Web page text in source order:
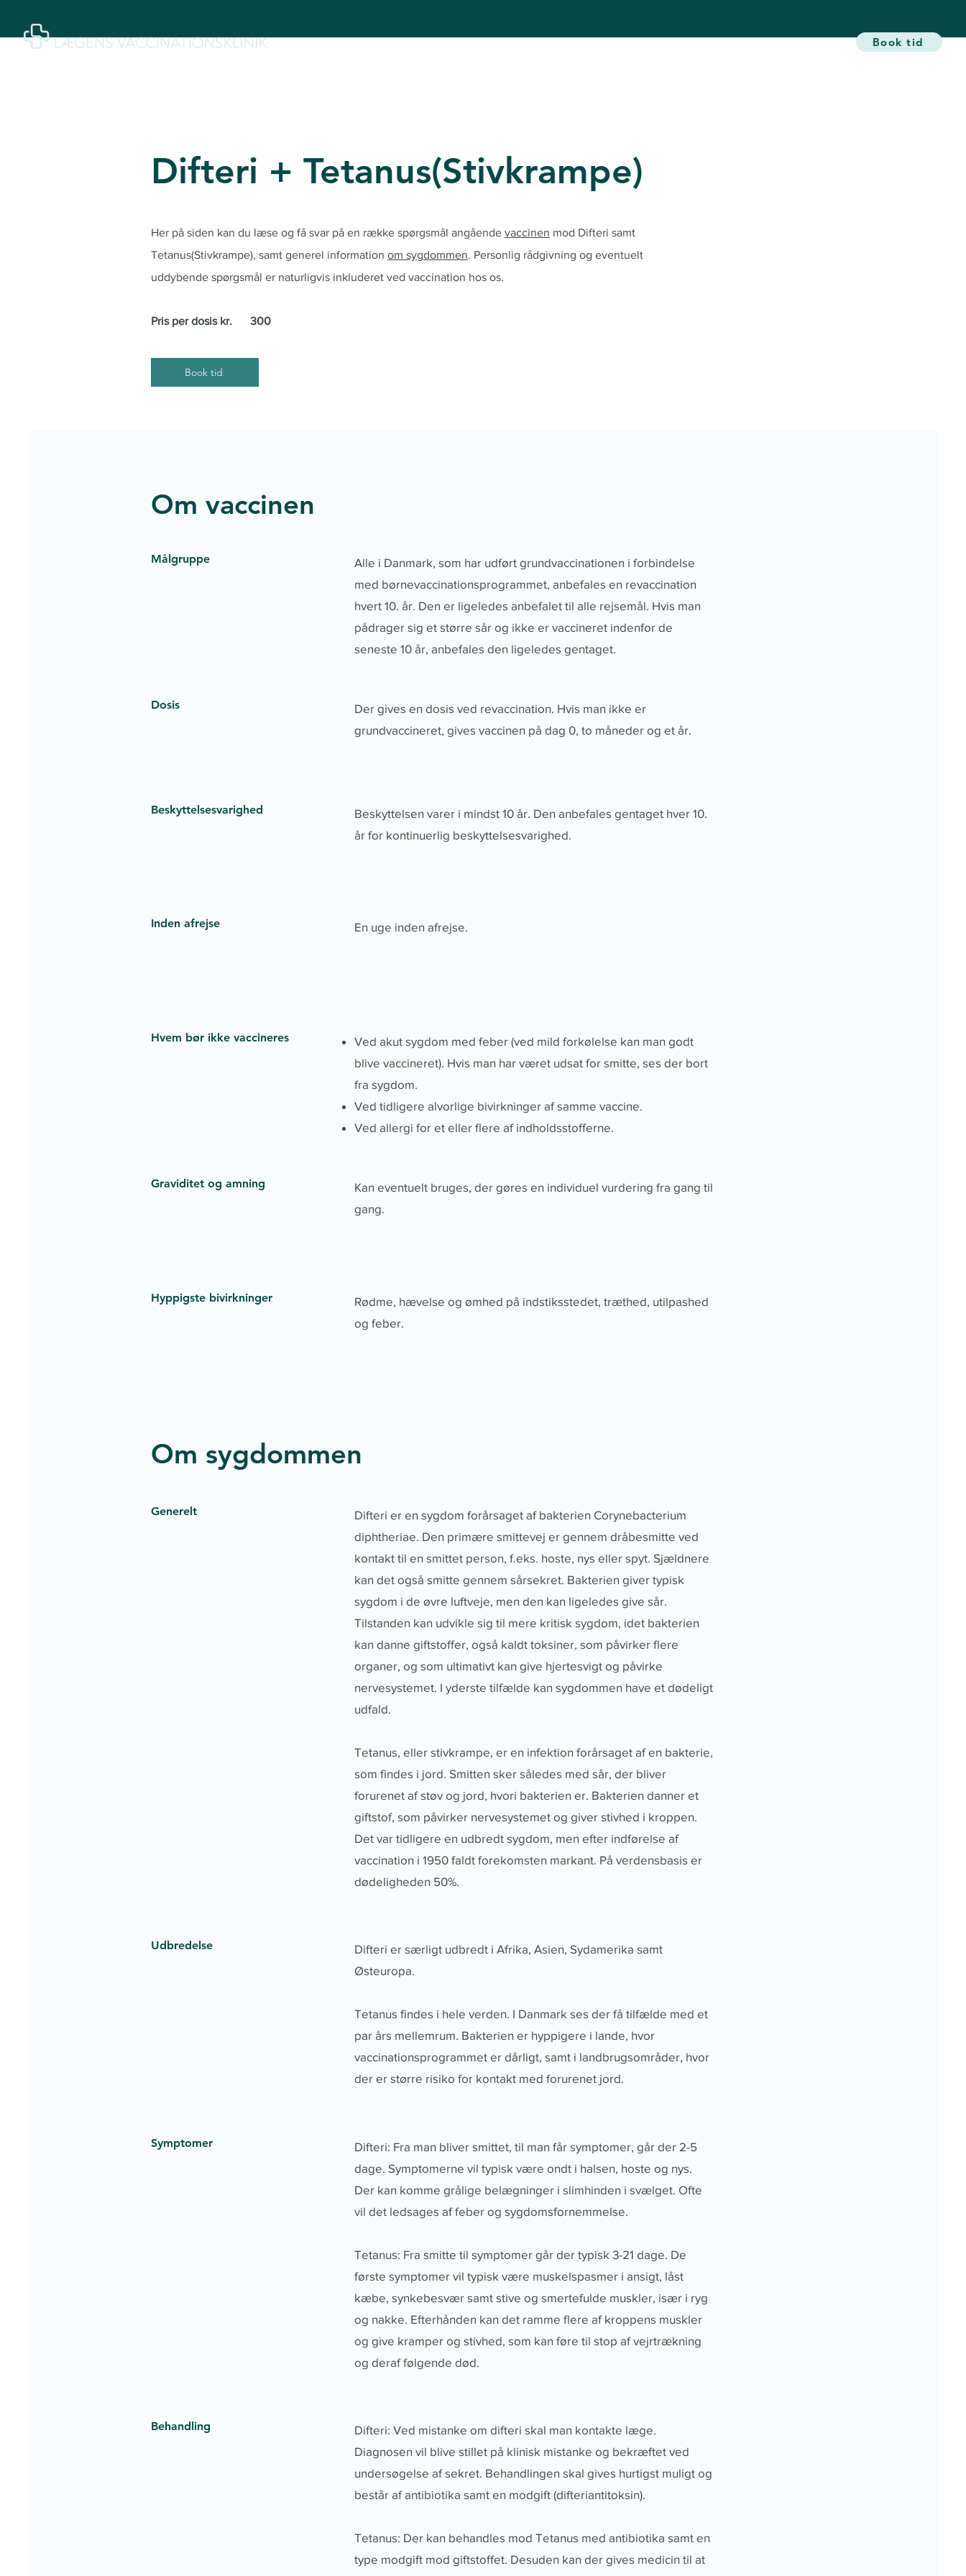
Book tid
Difteri + Tetanus(Stivkrampe)
Her på siden kan du læse og få svar på en række spørgsmål angående vaccinen mod Difteri samt
Tetanus(Stivkrampe), samt generel information om sygdommen. Personlig rådgivning og eventuelt
uddybende spørgsmål er naturligvis inkluderet ved vaccination hos os.
Pris per dosiskr. 300
Book tid
Om vaccinen
Målgruppe
Alle i Danmark, som har udført grundvaccinationen i forbindelse
med børnevaccinationsprogrammet, anbefales en revaccination
hvert 10. år. Den er ligeledes anbefalet til alle rejsemål. Hvis man
pådrager sig et større sår og ikke er vaccineret indenfor de
seneste 10 år, anbefales den ligeledes gentaget.
Dosis
Der gives en dosis ved revaccination. Hvis man ikke er
grundvaccineret, gives vaccinen på dag 0, to måneder og et år.
Beskyttelsesvarighed
Beskyttelsen varer i mindst 10 år. Den anbefales gentaget hver 10.
år for kontinuerlig beskyttelsesvarighed.
Inden afrejse En uge inden afrejse.
Hvem bør ikke vaccineres
Ved akut sygdom med feber (ved mild forkølelse kan man godt
blive vaccineret). Hvis man har været udsat for smitte, ses der bort
fra sygdom.
Ved tidligere alvorlige bivirkninger af samme vaccine.
Ved allergi for et eller flere af indholdsstofferne.
Graviditet og amning
Kan eventuelt bruges, der gøres en individuel vurdering fra gang til
gang.
Hyppigste bivirkninger
Rødme, hævelse og ømhed på indstiksstedet, træthed, utilpashed
og feber.
Om sygdommen
Generelt
Difteri er en sygdom forårsaget af bakterien Corynebacterium
diphtheriae. Den primære smittevej er gennem dråbesmitte ved
kontakt til en smittet person, f.eks. hoste, nys eller spyt. Sjældnere
kan det også smitte gennem sårsekret. Bakterien giver typisk
sygdom i de øvre luftveje, men den kan ligeledes give sår.
Tilstanden kan udvikle sig til mere kritisk sygdom, idet bakterien
kan danne giftstoffer, også kaldt toksiner, som påvirker flere
organer, og som ultimativt kan give hjertesvigt og påvirke
nervesystemet. I yderste tilfælde kan sygdommen have et dødeligt
udfald.
Tetanus, eller stivkrampe, er en infektion forårsaget af en bakterie,
som findes i jord. Smitten sker således med sår, der bliver
forurenet af støv og jord, hvori bakterien er. Bakterien danner et
giftstof, som påvirker nervesystemet og giver stivhed i kroppen.
Det var tidligere en udbredt sygdom, men efter indførelse af
vaccination i 1950 faldt forekomsten markant. På verdensbasis er
dødeligheden 50%.
Udbredelse
Difteri er særligt udbredt i Afrika, Asien, Sydamerika samt
Østeuropa.
Tetanus findes i hele verden. I Danmark ses der få tilfælde med et
par års mellemrum. Bakterien er hyppigere i lande, hvor
vaccinationsprogrammet er dårligt, samt i landbrugsområder, hvor
der er større risiko for kontakt med forurenet jord.
Symptomer
Difteri: Fra man bliver smittet, til man får symptomer, går der 2-5
dage. Symptomerne vil typisk være ondt i halsen, hoste og nys.
Der kan komme grålige belægninger i slimhinden i svælget. Ofte
vil det ledsages af feber og sygdomsfornemmelse.
Tetanus: Fra smitte til symptomer går der typisk 3-21 dage. De
første symptomer vil typisk være muskelspasmer i ansigt, låst
kæbe, synkebesvær samt stive og smertefulde muskler, især i ryg
og nakke. Efterhånden kan det ramme flere af kroppens muskler
og give kramper og stivhed, som kan føre til stop af vejrtrækning
og deraf følgende død.
Behandling
Difteri: Ved mistanke om difteri skal man kontakte læge.
Diagnosen vil blive stillet på klinisk mistanke og bekræftet ved
undersøgelse af sekret. Behandlingen skal gives hurtigst muligt og
består af antibiotika samt en modgift (difteriantitoksin).
Tetanus: Der kan behandles mod Tetanus med antibiotika samt en
type modgift mod giftstoffet. Desuden kan der gives medicin til at